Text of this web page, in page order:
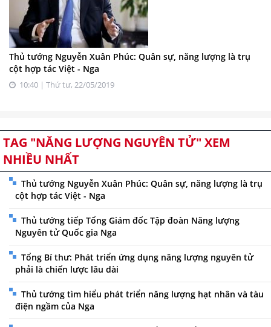
Thủ tướng Nguyễn Xuân Phúc: Quân sự, năng lượng là trụ
cột hợp tác Việt - Nga
10:40 | Thứ tư, 22/05/2019
TAG "NĂNG LƯỢNG NGUYÊN TỬ" XEM
NHIỀU NHẤT
Thủ tướng Nguyễn Xuân Phúc: Quân sự, năng lượng là trụ
cột hợp tác Việt - Nga
Thủ tướng tiếp Tổng Giám đốc Tập đoàn Năng lượng
Nguyên tử Quốc gia Nga
Tổng Bí thư: Phát triển ứng dụng năng lượng nguyên tử
phải là chiến lược lâu dài
Thủ tướng tìm hiểu phát triển năng lượng hạt nhân và tàu
điện ngầm của Nga